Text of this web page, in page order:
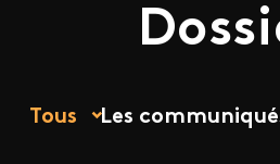
Tous Les